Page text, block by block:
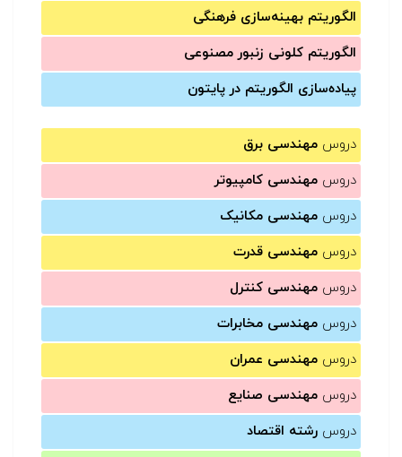
الگوریتم بهینه‌سازی فرهنگی
الگوریتم کلونی زنبور مصنوعی
پیاده‌سازی الگوریتم در پایتون
دروس مهندسی برق
دروس مهندسی کامپیوتر
دروس مهندسی مکانیک
دروس مهندسی قدرت
دروس مهندسی کنترل
دروس مهندسی مخابرات
دروس مهندسی عمران
دروس مهندسی صنایع
دروس رشته اقتصاد